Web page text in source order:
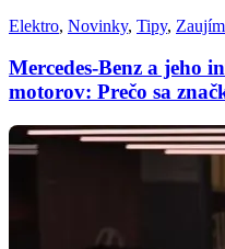
Elektro, Novinky, Tipy,
Mercedes-Benz a jeho
motorov: Prečo sa